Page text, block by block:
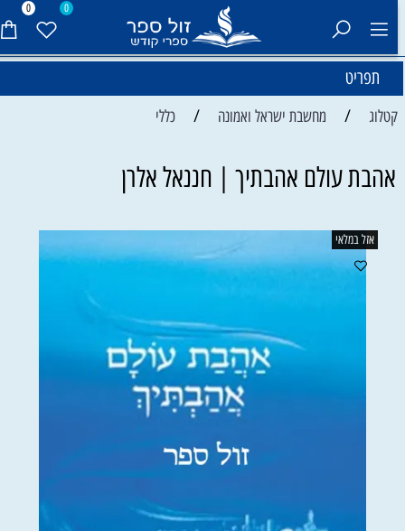
0 0
תפריט
קטלוג / מחשבת ישראל ואמונה / כללי
אהבת עולם אהבתיך | חננאל אלרן
אזל במלאי